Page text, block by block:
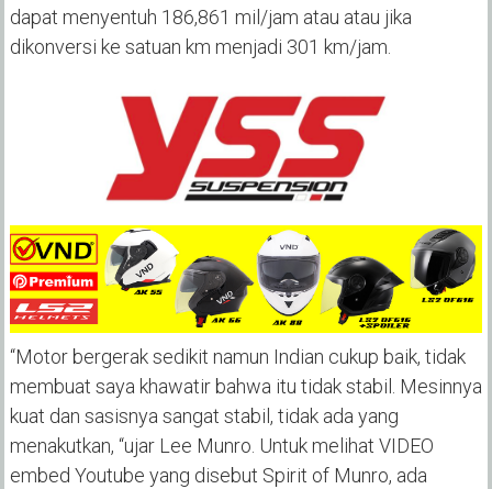
dapat menyentuh 186,861 mil/jam atau atau jika
dikonversi ke satuan km menjadi 301 km/jam.
“Motor bergerak sedikit namun Indian cukup baik, tidak
membuat saya khawatir bahwa itu tidak stabil. Mesinnya
kuat dan sasisnya sangat stabil, tidak ada yang
menakutkan, “ujar Lee Munro. Untuk melihat VIDEO
embed Youtube yang disebut Spirit of Munro, ada